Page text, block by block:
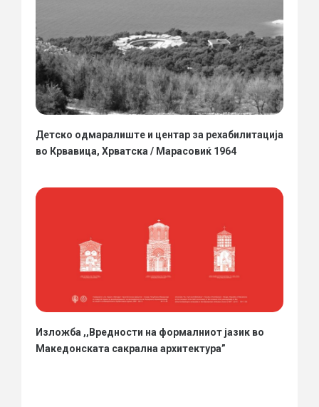
Детско одмаралиште и центар за рехабилитација
во Крвавица, Хрватска / Марасовиќ 1964
Изложба ,,Вредности на формалниот јазик во
Македонската сакрална архитектура”